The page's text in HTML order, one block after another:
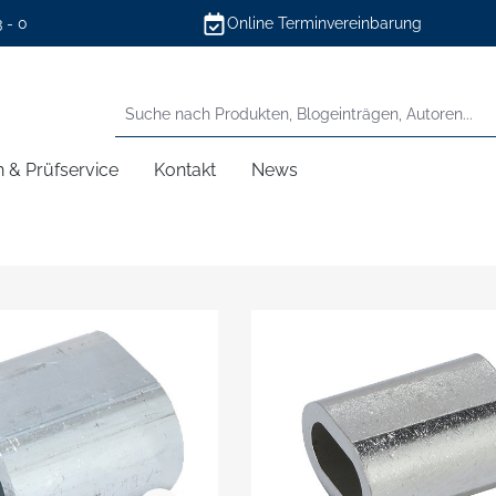
- 0 Online Terminvereinbarung
& Prüfservice Kontakt News